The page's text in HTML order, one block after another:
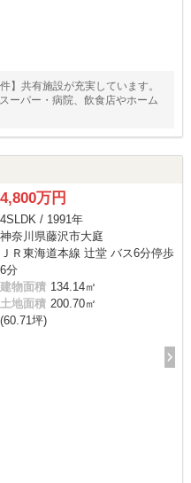
】共有施設が充実しています。
ーパー・病院、飲食店やホーム
4,800万円
4SLDK / 1991年
神奈川県藤沢市大庭
ＪＲ東海道本線 辻堂 バス6分停歩
6分
建物面積 134.14㎡
土地面積 200.70㎡
(60.71坪)